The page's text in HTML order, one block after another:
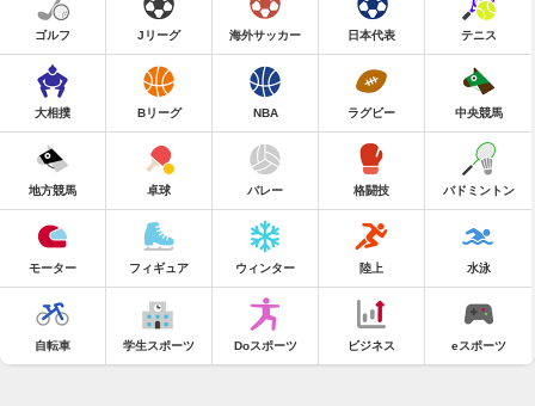
ゴルフ Jリーグ 海外サッカー 日本代表 テニス
大相撲 Bリーグ NBA ラグビー 中央競馬
地方競馬 卓球 バレー 格闘技 バドミントン
モーター フィギュア ウィンター 陸上 水泳
自転車 学生スポーツ Doスポーツ ビジネス eスポーツ